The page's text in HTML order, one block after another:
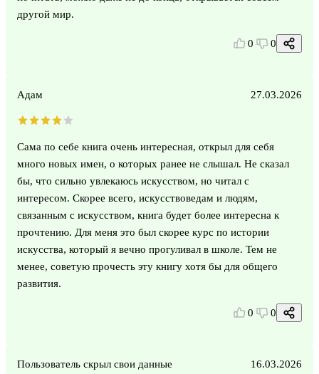
другой мир.
0 0
Адам 27.03.2026
Сама по себе книга очень интересная, открыл для себя
много новых имен, о которых ранее не слышал. Не сказал
бы, что сильно увлекаюсь искусством, но читал с
интересом. Скорее всего, искусствоведам и людям,
связанным с искусством, книга будет более интересна к
прочтению. Для меня это был скорее курс по истории
искусства, который я вечно прогуливал в школе. Тем не
менее, советую прочесть эту книгу хотя бы для общего
развития.
0 0
Пользователь скрыл свои данные 16.03.2026